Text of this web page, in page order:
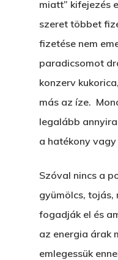
miatt” kifejezés
szeret többet
fizetése nem
paradicsomot
konzerv
más az íze.
legalább
a hatékony vagy
Szóval nincs a
gyümölcs, tojás,
fogadják el és
az energia árak
emlegessük